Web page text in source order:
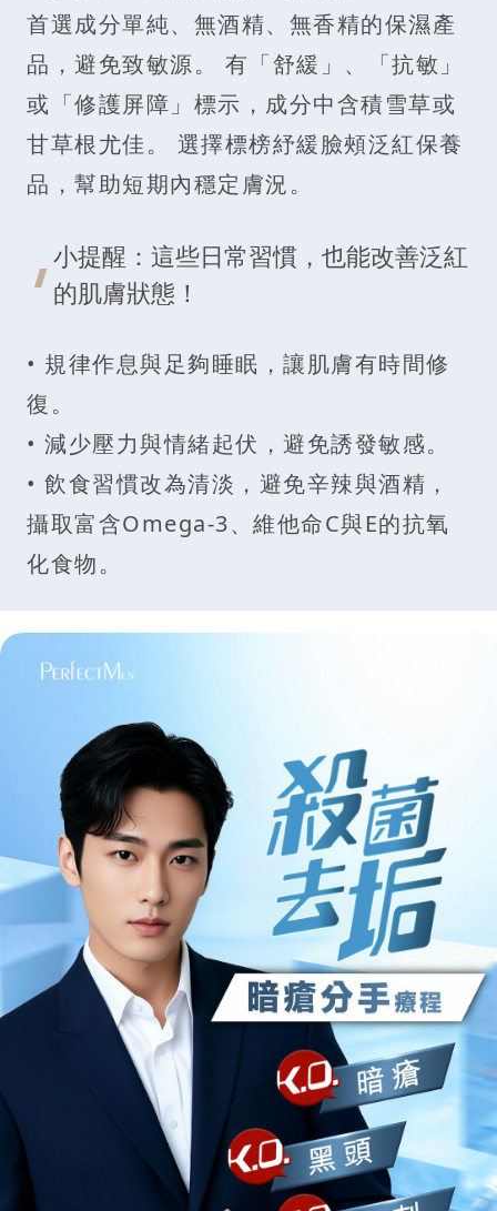
首選成分單純、無酒精、無香精的保濕產
品，避免致敏源。 有「舒緩」、「抗敏」
或「修護屏障」標示，成分中含積雪草或
甘草根尤佳。 選擇標榜紓緩臉頰泛紅保養
品，幫助短期內穩定膚況。
小提醒：這些日常習慣，也能改善泛紅
的肌膚狀態！
• 規律作息與足夠睡眠，讓肌膚有時間修
復。
• 減少壓力與情緒起伏，避免誘發敏感。
• 飲食習慣改為清淡，避免辛辣與酒精，
攝取富含Omega-3、維他命C與E的抗氧
化食物。